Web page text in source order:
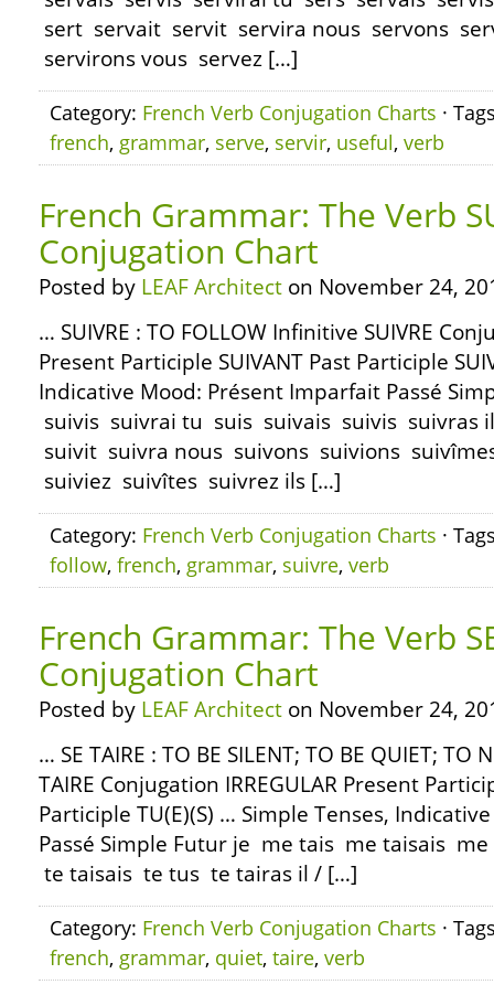
sert servait servit servira nous servons
servirons vous servez […]
Category: French Verb Conjugation Charts ·
french, grammar, serve, servir, useful, verb
French Grammar: The Verb
Conjugation Chart
Posted by LEAF Architect on November 24,
… SUIVRE : TO FOLLOW Infinitive SUIVRE
Present Participle SUIVANT Past Participle
Indicative Mood: Présent Imparfait Passé
suivis suivrai tu suis suivais suivis suivras
suivit suivra nous suivons suivions
suiviez suivîtes suivrez ils […]
Category: French Verb Conjugation Charts ·
follow, french, grammar, suivre, verb
French Grammar: The Verb
Conjugation Chart
Posted by LEAF Architect on November 24,
… SE TAIRE : TO BE SILENT; TO BE QUIET; TO
TAIRE Conjugation IRREGULAR Present
Participle TU(E)(S) … Simple Tenses,
Passé Simple Futur je me tais me taisais
te taisais te tus te tairas il / […]
Category: French Verb Conjugation Charts ·
french, grammar, quiet, taire, verb